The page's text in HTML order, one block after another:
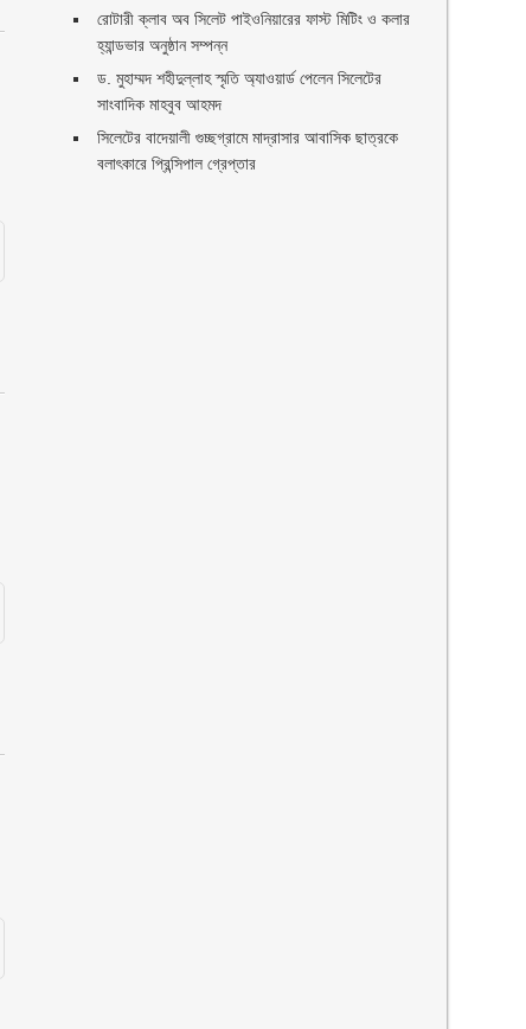
রোটারী ক্লাব অব সিলেট পাইওনিয়ারের ফাস্ট মিটিং ও কলার
হ্যান্ডভার অনুষ্ঠান সম্পন্ন
ড. মুহাম্মদ শহীদুল্লাহ স্মৃতি অ্যাওয়ার্ড পেলেন সিলেটের
সাংবাদিক মাহবুব আহমদ
সিলেটের বাদেয়ালী গুচ্ছগ্রামে মাদ্রাসার আবাসিক ছাত্রকে
বলাৎকারে প্রিন্সিপাল গ্রেপ্তার ‎